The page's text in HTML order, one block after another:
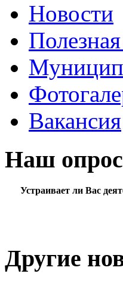
Новости
Вакансия
Наш опрос
Устраивает ли Вас
Другие